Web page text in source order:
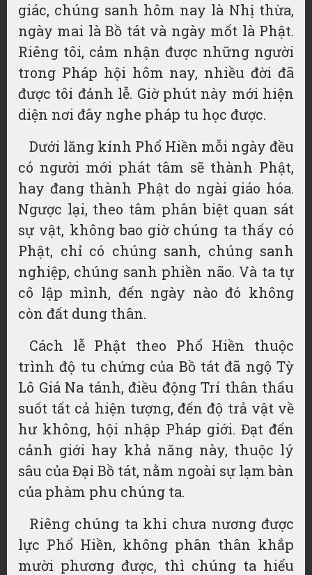
giác, chúng sanh hôm nay là Nhị thừa,
ngày mai là Bồ tát và ngày mốt là Phật.
Riêng tôi, cảm nhận được những người
trong Pháp hội hôm nay, nhiều đời đã
được tôi đảnh lễ. Giờ phút này mới hiện
diện nơi đây nghe pháp tu học được.
Dưới lăng kính Phổ Hiền mỗi ngày đều
có người mới phát tâm sẽ thành Phật,
hay đang thành Phật do ngài giáo hóa.
Ngược lại, theo tâm phân biệt quan sát
sự vật, không bao giờ chúng ta thấy có
Phật, chỉ có chúng sanh, chúng sanh
nghiệp, chúng sanh phiền não. Và ta tự
cô lập mình, đến ngày nào đó không
còn đất dung thân.
Cách lễ Phật theo Phổ Hiền thuộc
trình độ tu chứng của Bồ tát đã ngộ Tỳ
Lô Giá Na tánh, điều động Trí thân thấu
suốt tất cả hiện tượng, đến độ trả vật về
hư không, hội nhập Pháp giới. Đạt đến
cảnh giới hay khả năng này, thuộc lý
sâu của Đại Bồ tát, nằm ngoài sự lạm bàn
của phàm phu chúng ta.
Riêng chúng ta khi chưa nương được
lực Phổ Hiền, không phân thân khắp
mười phương được, thì chúng ta hiểu